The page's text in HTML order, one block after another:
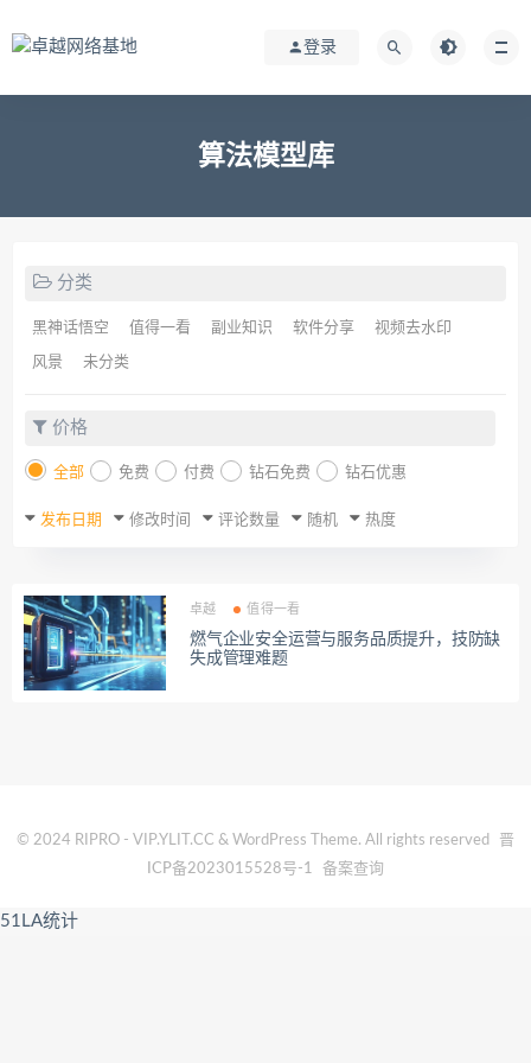
登录
算法模型库
分类
黑神话悟空 值得一看 副业知识 软件分享 视频去水印
风景 未分类
价格
全部 免费 付费 钻石免费 钻石优惠
发布日期 修改时间 评论数量 随机 热度
卓越 值得一看
燃气企业安全运营与服务品质提升，技防缺
失成管理难题
© 2024 RIPRO - VIP.YLIT.CC & WordPress Theme. All rights reserved
晋
ICP备2023015528号-1
备案查询
51LA统计